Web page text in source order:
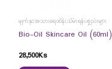
မျက်နှာအသားရေထိန်းသိမ်းရန်ပစ္စည်းများ
Bio-Oil Skincare Oil (60ml)
28,500Ks